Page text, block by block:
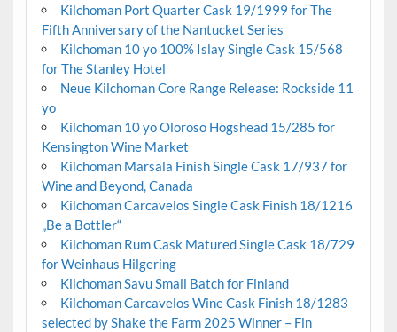
Kilchoman Port Quarter Cask 19/1999 for The
Fifth Anniversary of the Nantucket Series
Kilchoman 10 yo 100% Islay Single Cask 15/568
for The Stanley Hotel
Neue Kilchoman Core Range Release: Rockside 11
yo
Kilchoman 10 yo Oloroso Hogshead 15/285 for
Kensington Wine Market
Kilchoman Marsala Finish Single Cask 17/937 for
Wine and Beyond, Canada
Kilchoman Carcavelos Single Cask Finish 18/1216
„Be a Bottler“
Kilchoman Rum Cask Matured Single Cask 18/729
for Weinhaus Hilgering
Kilchoman Savu Small Batch for Finland
Kilchoman Carcavelos Wine Cask Finish 18/1283
selected by Shake the Farm 2025 Winner – Fin